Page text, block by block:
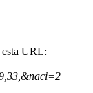
esta URL: